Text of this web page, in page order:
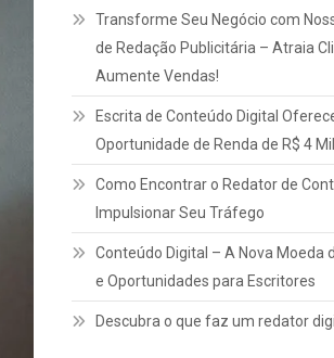
Transforme Seu Negócio com
de Redação Publicitária – Atraia
Aumente Vendas!
Escrita de Conteúdo Digital
Oportunidade de Renda de R$ 4
Como Encontrar o Redator de
Impulsionar Seu Tráfego
Conteúdo Digital – A Nova Moeda
e Oportunidades para Escritores
Descubra o que faz um redator